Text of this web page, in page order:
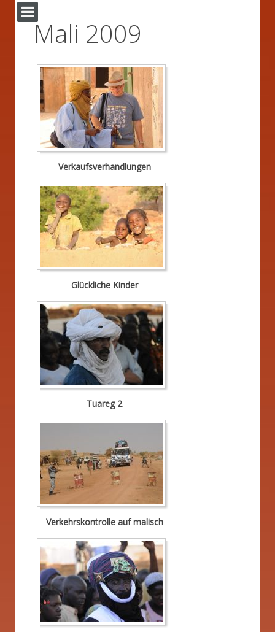
Mali 2009
Verkaufsverhandlungen
Glückliche Kinder
Tuareg 2
Verkehrskontrolle auf malisch